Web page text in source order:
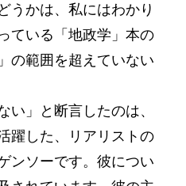
うかは、私にはわかり
ている「地政学」本の
の範囲を超えていない
」と断言したのは、
躍した、リアリストの
ンソーです。彼につい